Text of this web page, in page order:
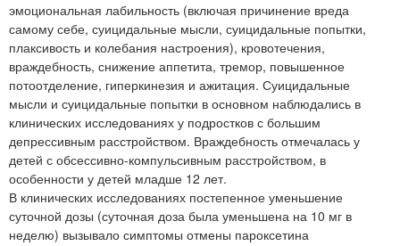
эмоциональная лабильность (включая причинение вреда
самому себе, суицидальные мысли, суицидальные попытки,
плаксивость и колебания настроения), кровотечения,
враждебность, снижение аппетита, тремор, повышенное
потоотделение, гиперкинезия и ажитация. Суицидальные
мысли и суицидальные попытки в основном наблюдались в
клинических исследованиях у подростков с большим
депрессивным расстройством. Враждебность отмечалась у
детей с обсессивно-компульсивным расстройством, в
особенности у детей младше 12 лет.
В клинических исследованиях постепенное уменьшение
суточной дозы (суточная доза была уменьшена на 10 мг в
неделю) вызывало симптомы отмены пароксетина